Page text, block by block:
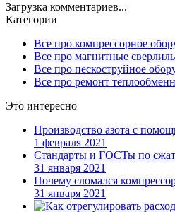
Загрузка комментариев...
Категории
Все про компрессорное
Все про магнитные
Все про пескоструйное
Все про ремонт
Это интересно
Производство азота с
1 февраля 2021
Стандарты и ГОСТы по
31 января 2021
Почему сломался
31 января 2021